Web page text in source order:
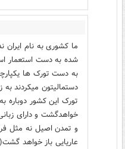
ما کشوری به نام
شده به دست استعمار
به دست تورک ها
دستمالیتون میکردند
تورک این کشور دوباره
خواهدگشت و دارای
و تمدن اصیل نه مثل
عاریایی باز خواهد